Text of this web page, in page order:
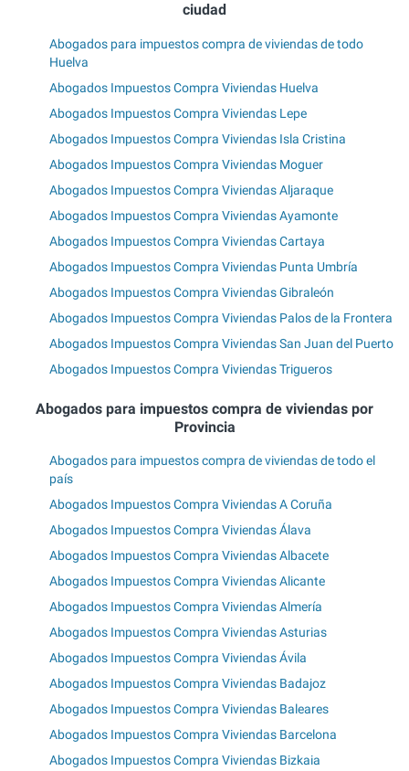
ciudad
Abogados para impuestos compra de viviendas de todo
Huelva
Abogados Impuestos Compra Viviendas Huelva
Abogados Impuestos Compra Viviendas Lepe
Abogados Impuestos Compra Viviendas Isla Cristina
Abogados Impuestos Compra Viviendas Moguer
Abogados Impuestos Compra Viviendas Aljaraque
Abogados Impuestos Compra Viviendas Ayamonte
Abogados Impuestos Compra Viviendas Cartaya
Abogados Impuestos Compra Viviendas Punta Umbría
Abogados Impuestos Compra Viviendas Gibraleón
Abogados Impuestos Compra Viviendas Palos de la Frontera
Abogados Impuestos Compra Viviendas San Juan del Puerto
Abogados Impuestos Compra Viviendas Trigueros
Abogados para impuestos compra de viviendas por
Provincia
Abogados para impuestos compra de viviendas de todo el
país
Abogados Impuestos Compra Viviendas A Coruña
Abogados Impuestos Compra Viviendas Álava
Abogados Impuestos Compra Viviendas Albacete
Abogados Impuestos Compra Viviendas Alicante
Abogados Impuestos Compra Viviendas Almería
Abogados Impuestos Compra Viviendas Asturias
Abogados Impuestos Compra Viviendas Ávila
Abogados Impuestos Compra Viviendas Badajoz
Abogados Impuestos Compra Viviendas Baleares
Abogados Impuestos Compra Viviendas Barcelona
Abogados Impuestos Compra Viviendas Bizkaia